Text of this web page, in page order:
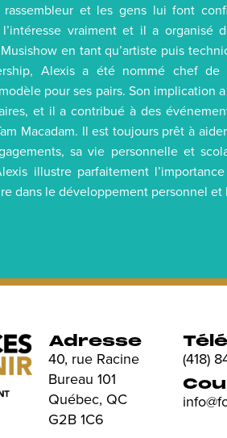
et les gens lui font
vraiment et il a organisé
en tant qu’artiste puis
Alexis a été nommé chef de
pour ses pairs. Son implication
et il a contribué à des
Macadam. Il est toujours prêt à
sa vie personnelle et
illustre parfaitement
dans le développement personnel
Adresse
40, rue Racine
Bureau 101
Québec, QC
G2B 1C6
(418)